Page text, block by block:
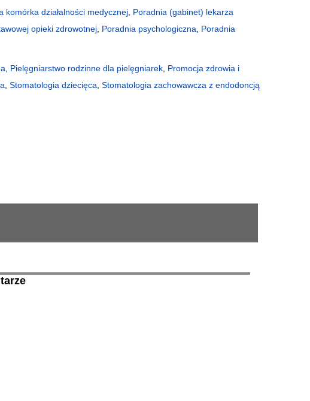
komórka działalności medycznej Poradnia (gabinet) lekarza
opieki zdrowotnej Poradnia psychologiczna
Poradnia
Pielęgniarstwo rodzinne dla pielęgniarek Promocja zdrowia i
Stomatologia dziecięca Stomatologia zachowawcza z endodoncją